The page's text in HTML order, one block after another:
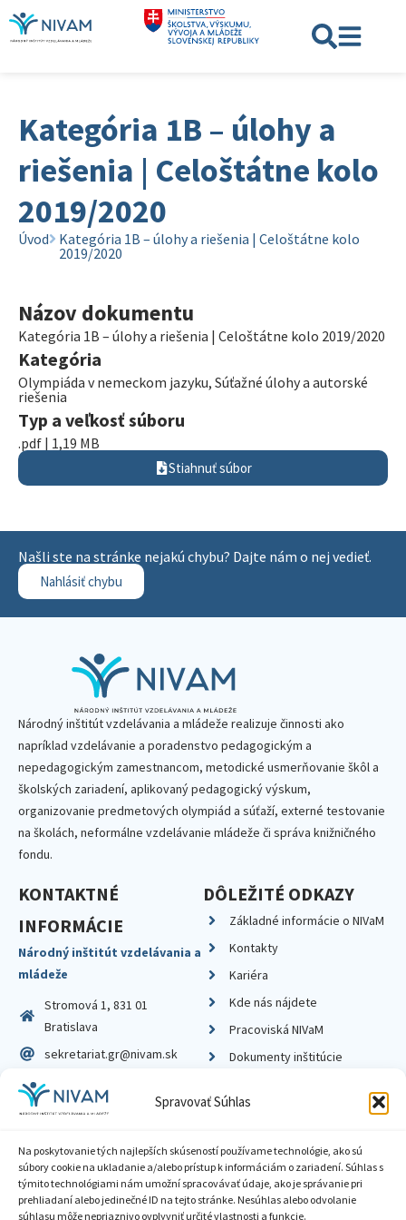
Spravovať Súhlas
Na poskytovanie tých najlepších skúseností používame technológie, ako sú
súbory cookie na ukladanie a/alebo prístup k informáciám o zariadení. Súhlas s
týmito technológiami nám umožní spracovávať údaje, ako je správanie pri
prehliadaní alebo jedinečné ID na tejto stránke. Nesúhlas alebo odvolanie
súhlasu môže nepriaznivo ovplyvniť určité vlastnosti a funkcie.
Kategória 1B – úlohy a
riešenia | Celoštátne kolo
2019/2020
Úvod
Kategória 1B – úlohy a riešenia | Celoštátne kolo
2019/2020
Názov dokumentu
Kategória 1B – úlohy a riešenia | Celoštátne kolo 2019/2020
Kategória
Olympiáda v nemeckom jazyku, Súťažné úlohy a autorské
riešenia
Typ a veľkosť súboru
.pdf | 1,19 MB
Stiahnuť súbor
Našli ste na stránke nejakú chybu? Dajte nám o nej vedieť.
Nahlásiť chybu
Národný inštitút vzdelávania a mládeže realizuje činnosti ako
napríklad vzdelávanie a poradenstvo pedagogickým a
nepedagogickým zamestnancom, metodické usmerňovanie škôl a
školských zariadení, aplikovaný pedagogický výskum,
organizovanie predmetových olympiád a súťaží, externé testovanie
na školách, neformálne vzdelávanie mládeže či správa knižničného
fondu.
KONTAKTNÉ
INFORMÁCIE
Národný inštitút vzdelávania a
mládeže
Stromová 1, 831 01
Bratislava
sekretariat.gr@nivam.sk
IČO: 00164348
DIČ: 2020798714
DÔLEŽITÉ ODKAZY
Základné informácie o NIVaM
Kontakty
Kariéra
Kde nás nájdete
Pracoviská NIVaM
Dokumenty inštitúcie
Zásady ochrany súkromia